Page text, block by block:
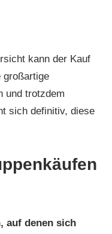
kann der Kauf
großartige
und trotzdem
sich definitiv, diese
auf denen sich